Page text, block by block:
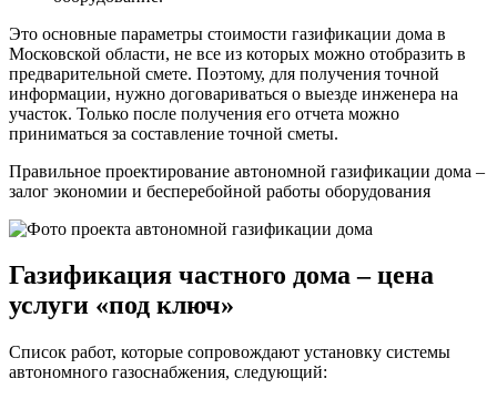
Это основные параметры стоимости газификации дома в
Московской области, не все из которых можно отобразить в
предварительной смете. Поэтому, для получения точной
информации, нужно договариваться о выезде инженера на
участок. Только после получения его отчета можно
приниматься за составление точной сметы.
Правильное проектирование автономной газификации дома –
залог экономии и бесперебойной работы оборудования
Газификация частного дома – цена
услуги «под ключ»
Список работ, которые сопровождают установку системы
автономного газоснабжения, следующий: